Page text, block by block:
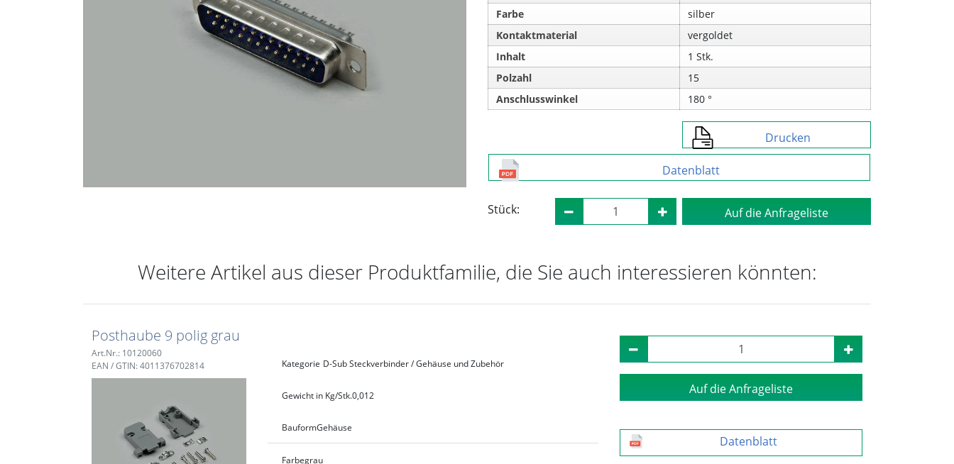
Farbe
silber
Kontaktmaterial
vergoldet
Inhalt
1 Stk.
Polzahl
15
Anschlusswinkel
180 °
Drucken
Datenblatt
Stück: Auf die Anfrageliste
Weitere Artikel aus dieser Produktfamilie, die Sie auch interessieren könnten:
Posthaube 9 polig grau
Art.Nr.: 10120060
EAN / GTIN: 4011376702814
Kategorie D-Sub Steckverbinder / Gehäuse und Zubehör
Gewicht in Kg/Stk.0,012
BauformGehäuse
Farbegrau
Auf die Anfrageliste
Datenblatt